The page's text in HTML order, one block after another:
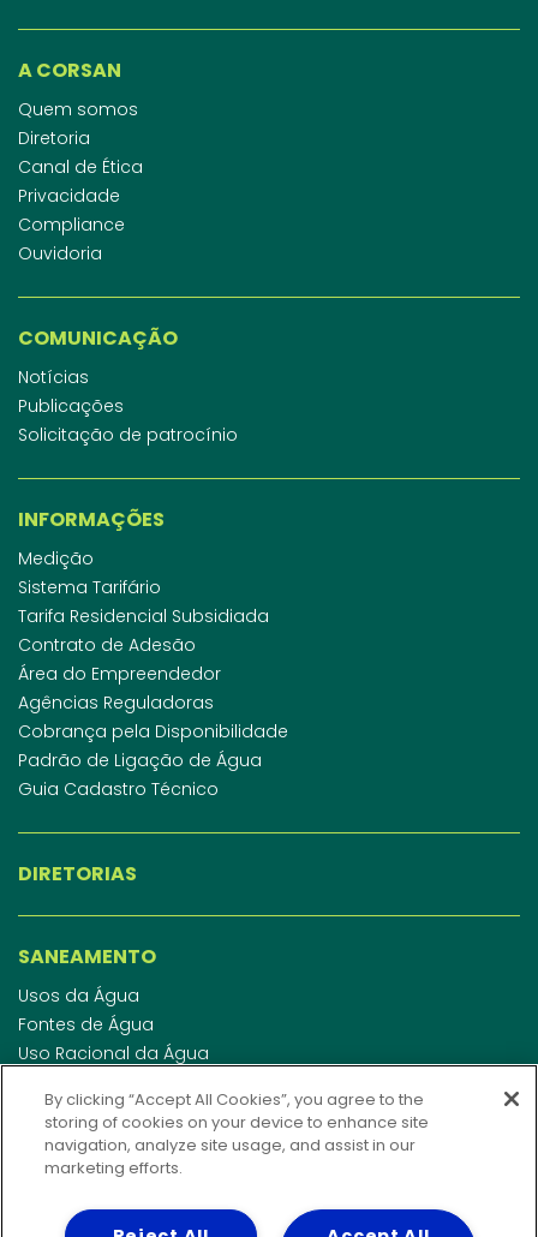
A CORSAN
Quem somos
Diretoria
Canal de Ética
Privacidade
Compliance
Ouvidoria
COMUNICAÇÃO
Notícias
Publicações
Solicitação de patrocínio
INFORMAÇÕES
Medição
Sistema Tarifário
Tarifa Residencial Subsidiada
Contrato de Adesão
Área do Empreendedor
Agências Reguladoras
Cobrança pela Disponibilidade
Padrão de Ligação de Água
Guia Cadastro Técnico
DIRETORIAS
SANEAMENTO
Usos da Água
Fontes de Água
Uso Racional da Água
Esgotamento Sanitário
Regulamento de Água e Esgoto
Indicadores de qualidade da água
By clicking “Accept All Cookies”, you agree to the
storing of cookies on your device to enhance site
navigation, analyze site usage, and assist in our
marketing efforts.